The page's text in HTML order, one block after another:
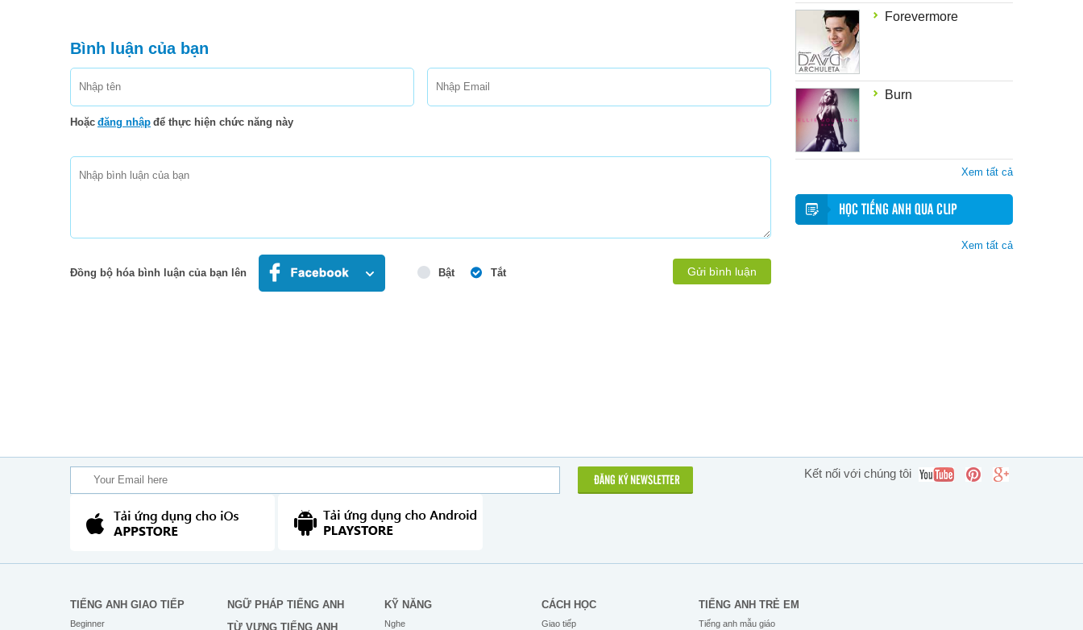
Bình luận của bạn
Hoặc đăng nhập để thực hiện chức năng này
Đồng bộ hóa bình luận của bạn lên Bật Tắt Gửi bình luận
Forevermore
Burn
Xem tất cả
HỌC TIẾNG ANH QUA CLIP
Xem tất cả
ĐĂNG KÝ NEWSLETTER
Kết nối với chúng tôi
TIẾNG ANH GIAO TIẾP
Beginner
NGỮ PHÁP TIẾNG ANH
TỪ VỰNG TIẾNG ANH
KỸ NĂNG
Nghe
CÁCH HỌC
Giao tiếp
TIẾNG ANH TRẺ EM
Tiếng anh mẫu giáo